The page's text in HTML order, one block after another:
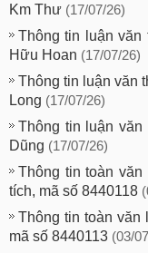
Km Thư (17/07/26)
Thông tin luận văn
Hữu Hoan (17/07/26)
Thông tin luận văn
Long (17/07/26)
Thông tin luận
Dũng (17/07/26)
Thông tin toàn
tích, mã số 8440118
Thông tin toàn văn
mã số 8440113 (03/